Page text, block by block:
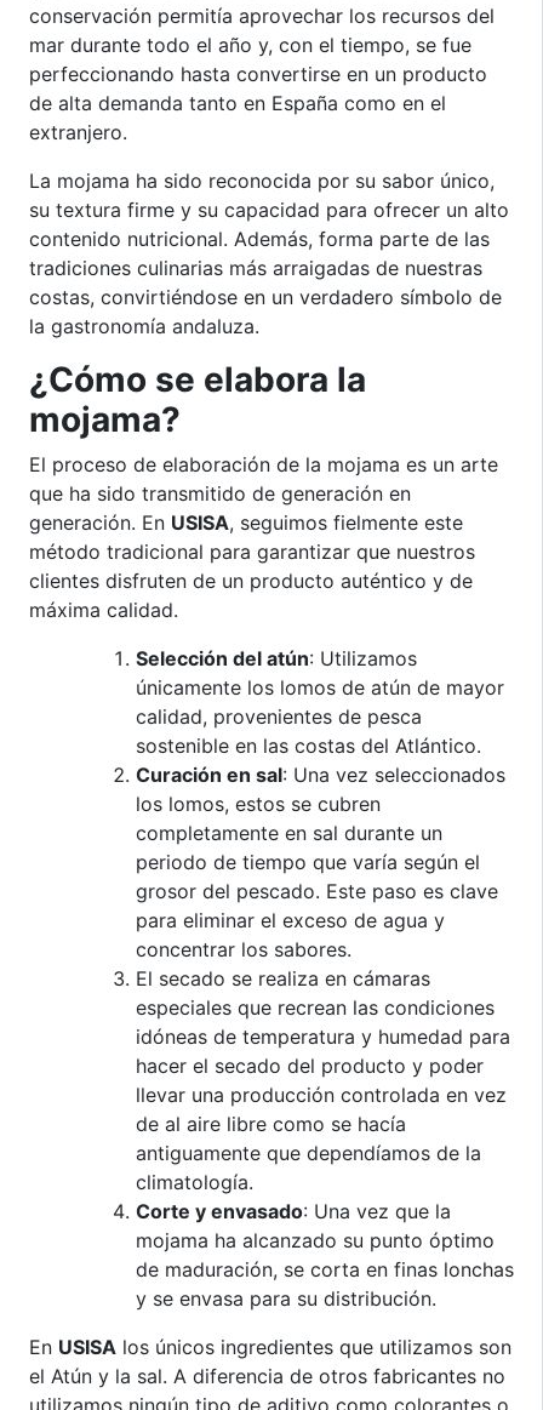
conservación permitía aprovechar los recursos del
mar durante todo el año y, con el tiempo, se fue
perfeccionando hasta convertirse en un producto
de alta demanda tanto en España como en el
extranjero.
La mojama ha sido reconocida por su sabor único,
su textura firme y su capacidad para ofrecer un alto
contenido nutricional. Además, forma parte de las
tradiciones culinarias más arraigadas de nuestras
costas, convirtiéndose en un verdadero símbolo de
la gastronomía andaluza.
¿Cómo se elabora la
mojama?
El proceso de elaboración de la mojama es un arte
que ha sido transmitido de generación en
generación. En USISA, seguimos fielmente este
método tradicional para garantizar que nuestros
clientes disfruten de un producto auténtico y de
máxima calidad.
Selección del atún: Utilizamos
únicamente los lomos de atún de mayor
calidad, provenientes de pesca
sostenible en las costas del Atlántico.
Curación en sal: Una vez seleccionados
los lomos, estos se cubren
completamente en sal durante un
periodo de tiempo que varía según el
grosor del pescado. Este paso es clave
para eliminar el exceso de agua y
concentrar los sabores.
El secado se realiza en cámaras
especiales que recrean las condiciones
idóneas de temperatura y humedad para
hacer el secado del producto y poder
llevar una producción controlada en vez
de al aire libre como se hacía
antiguamente que dependíamos de la
climatología.
Corte y envasado: Una vez que la
mojama ha alcanzado su punto óptimo
de maduración, se corta en finas lonchas
y se envasa para su distribución.
En USISA los únicos ingredientes que utilizamos son
el Atún y la sal. A diferencia de otros fabricantes no
utilizamos ningún tipo de aditivo como colorantes o